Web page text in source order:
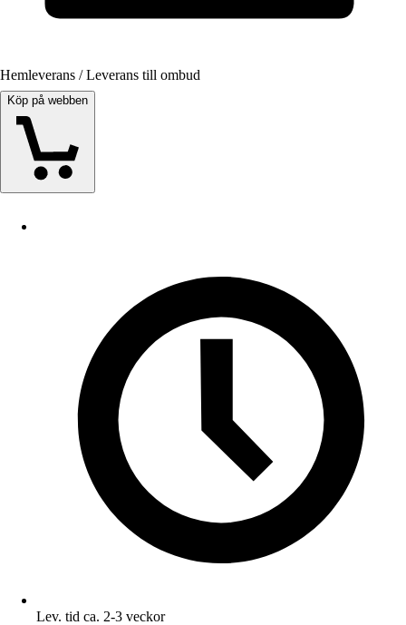
Hemleverans / Leverans till ombud
Köp på webben
Lev. tid ca. 2-3 veckor